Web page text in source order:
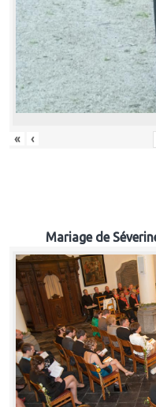
« ‹
Mariage de